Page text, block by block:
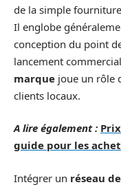
de la simple
Il englobe
conception du point
lancement
marque joue un rôle
clients locaux.
A lire également :
guide pour les
Intégrer un réseau